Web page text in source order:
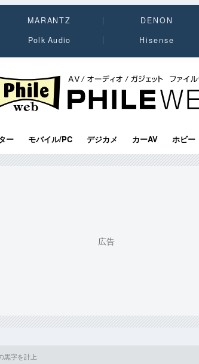
MARANTZ DENON
Polk Audio Hisense
WEB｜AV/オーディオ/ガジェット
ー モバイル/PC デジカメ カーAV ホビー
黒字を計上